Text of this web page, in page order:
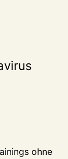
ohne